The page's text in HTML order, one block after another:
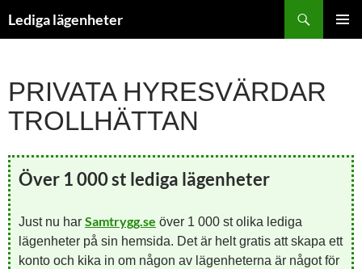
tillLediga lägenheter
PRIVATA HYRESVÄRDAR
TROLLHÄTTAN
Över 1 000 st lediga lägenheter
Just nu har Samtrygg.se över 1 000 st olika lediga
lägenheter på sin hemsida. Det är helt gratis att skapa ett
konto och kika in om någon av lägenheterna är något för